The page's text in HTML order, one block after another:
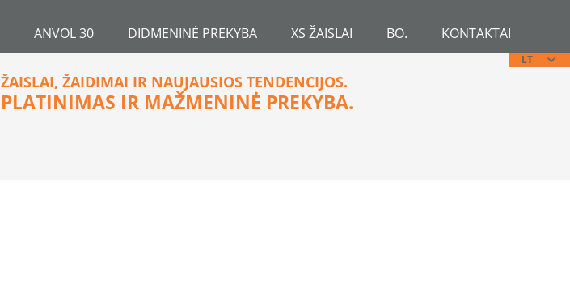
ANVOL 30 DIDMENINĖ PREKYBA XS ŽAISLAI BO. KONTAKTAI
LT
ŽAISLAI, ŽAIDIMAI IR NAUJAUSIOS TENDENCIJOS.
PLATINIMAS IR MAŽMENINĖ PREKYBA.